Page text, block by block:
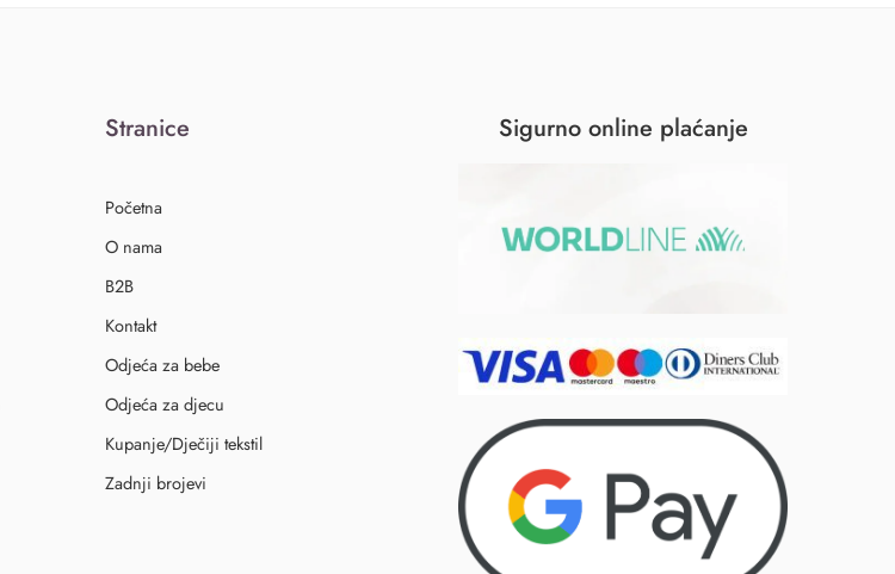
Stranice
Početna
O nama
B2B
Kontakt
Odjeća za bebe
Odjeća za djecu
Kupanje/Dječiji tekstil
Zadnji brojevi
Sigurno online plaćanje